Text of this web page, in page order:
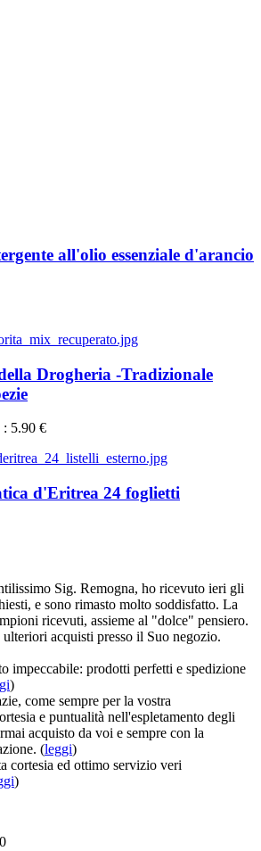
all'olio essenziale d'arancio
Drogheria -Tradizionale
: 5.90 €
d'Eritrea 24 foglietti
Sig. Remogna, ho ricevuto ieri gli
e sono rimasto molto soddisfatto. La
ricevuti, assieme al "dolce" pensiero.
ulteriori acquisti presso il Suo negozio.
impeccabile: prodotti perfetti e spedizione
)
come sempre per la vostra
e puntualità nell'espletamento degli
acquisto da voi e sempre con la
(leggi)
cortesia ed ottimo servizio veri
)